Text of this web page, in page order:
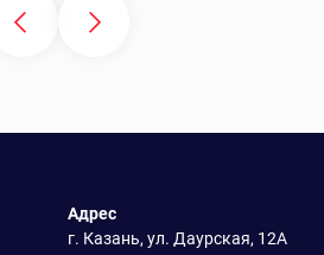
Адрес
г. Казань, ул. Даурская, 12А